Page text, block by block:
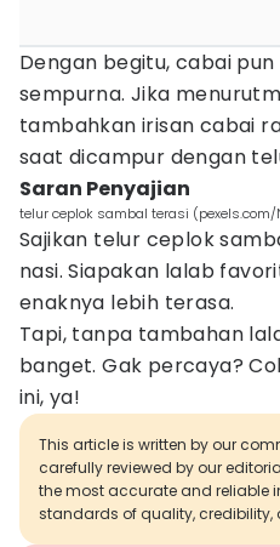
Dengan begitu, cabai
sempurna. Jika
tambahkan irisan cabai
saat dicampur dengan
Saran Penyajian
telur ceplok sambal terasi
Sajikan telur ceplok
nasi. Siapakan lalab
enaknya lebih terasa.
Tapi, tanpa tambahan
banget. Gak percaya?
ini, ya!
This article is written by our
carefully reviewed by our
the most accurate and reliable
standards of quality, credibility,